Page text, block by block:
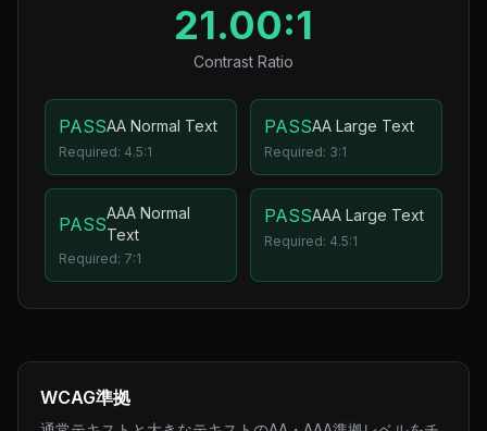
21.00:1
Contrast Ratio
PASSAA Normal Text
Required: 4.5:1
PASSAA Large Text
Required: 3:1
PASS
AAA Normal
Text
Required: 7:1
PASSAAA Large Text
Required: 4.5:1
WCAG準拠